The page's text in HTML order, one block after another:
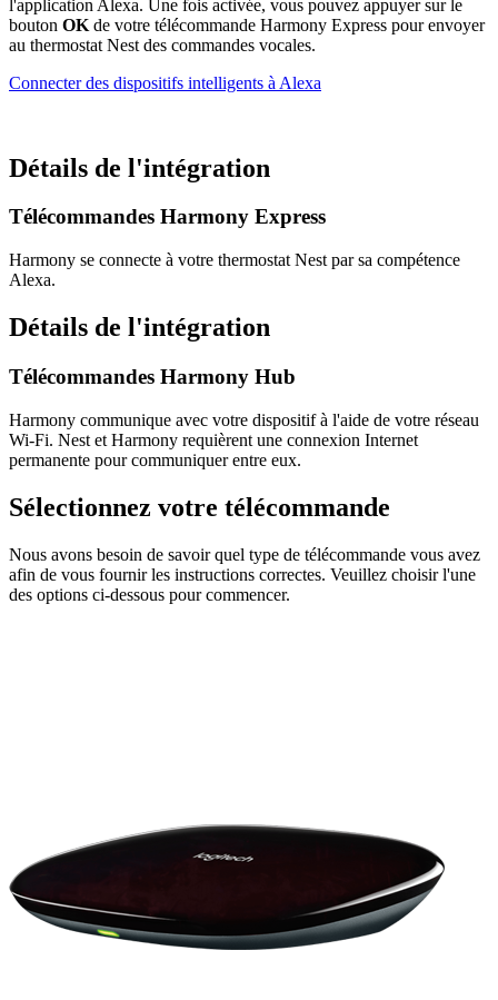
l'application Alexa. Une fois activée, vous pouvez appuyer sur le
bouton OK de votre télécommande Harmony Express pour envoyer
au thermostat Nest des commandes vocales.
Connecter des dispositifs intelligents à Alexa
Détails de l'intégration
Télécommandes Harmony Express
Harmony se connecte à votre thermostat Nest par sa compétence
Alexa.
Détails de l'intégration
Télécommandes Harmony Hub
Harmony communique avec votre dispositif à l'aide de votre réseau
Wi-Fi. Nest et Harmony requièrent une connexion Internet
permanente pour communiquer entre eux.
Sélectionnez votre télécommande
Nous avons besoin de savoir quel type de télécommande vous avez
afin de vous fournir les instructions correctes. Veuillez choisir l'une
des options ci-dessous pour commencer.